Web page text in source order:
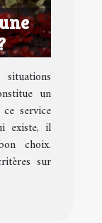
un
service
existe, il
choix.
sur